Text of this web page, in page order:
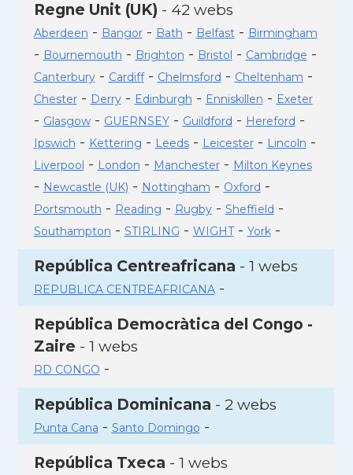
Regne Unit (UK) - 42 webs
Aberdeen - Bangor- Bath - Belfast- Birmingham
- Bournemouth - Brighton - Bristol - Cambridge -
Canterbury- Cardiff- Chelmsford - Cheltenham -
Chester- Derry- Edinburgh - Enniskillen - Exeter
- Glasgow- GUERNSEY- Guildford - Hereford -
Ipswich - Kettering - Leeds- Leicester- Lincoln -
Liverpool - London - Manchester- Milton Keynes
- Newcastle (UK) - Nottingham - Oxford -
Portsmouth - Reading - Rugby- Sheffield -
Southampton - STIRLING - WIGHT- York-
República Centreafricana - 1 webs
REPUBLICA CENTREAFRICANA-
República Democràtica del Congo -
Zaire - 1 webs
RD CONGO -
República Dominicana - 2 webs
Punta Cana - Santo Domingo -
República Txeca - 1 webs